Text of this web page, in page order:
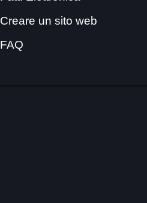
Creare un sito web
FAQ